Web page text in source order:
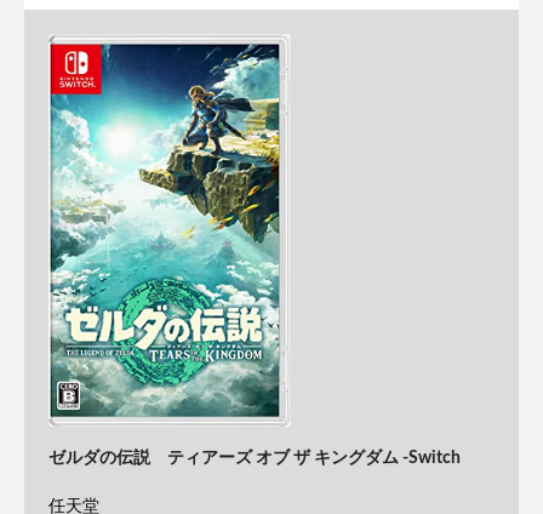
ゼルダの伝説 ティアーズ オブ ザ キングダム -Switch
任天堂